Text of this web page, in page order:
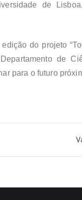
de
do projeto
de
para o futuro